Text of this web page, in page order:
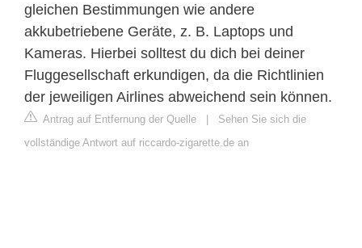
gleichen Bestimmungen wie andere
akkubetriebene Geräte, z. B. Laptops und
Kameras. Hierbei solltest du dich bei deiner
Fluggesellschaft erkundigen, da die Richtlinien
der jeweiligen Airlines abweichend sein können.
Antrag auf Entfernung der Quelle | Sehen Sie sich die
vollständige Antwort auf riccardo-zigarette.de an